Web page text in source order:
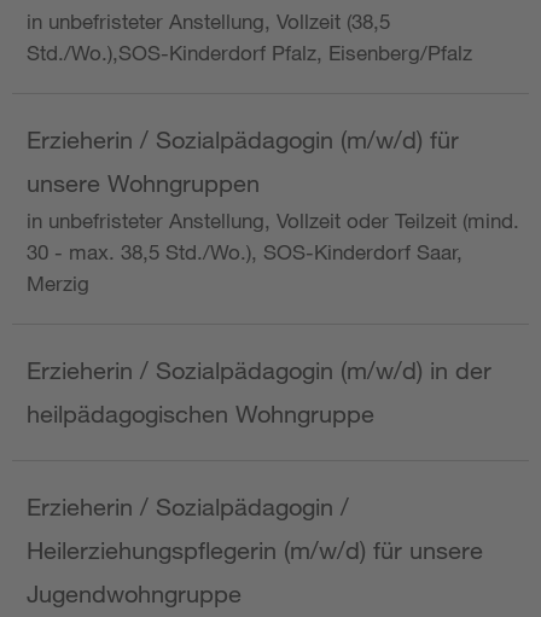
in unbefristeter Anstellung, Vollzeit (38,5
Std./Wo.),SOS-Kinderdorf Pfalz, Eisenberg/Pfalz
Erzieherin / Sozialpädagogin (m/w/d) für
unsere Wohngruppen
in unbefristeter Anstellung, Vollzeit oder Teilzeit (mind.
30 - max. 38,5 Std./Wo.), SOS-Kinderdorf Saar,
Merzig
Erzieherin / Sozialpädagogin (m/w/d) in der
heilpädagogischen Wohngruppe
Erzieherin / Sozialpädagogin /
Heilerziehungspflegerin (m/w/d) für unsere
Jugendwohngruppe